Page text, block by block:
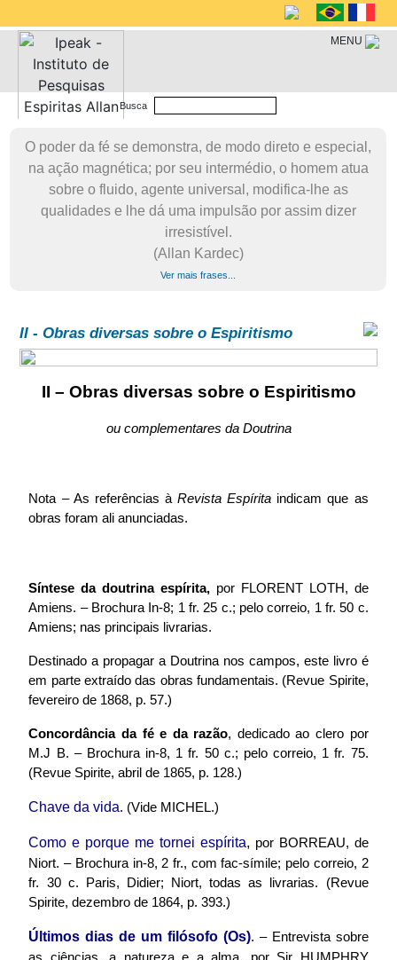
MENU
Busca
O poder da fé se demonstra, de modo direto e especial,
na ação magnética; por seu intermédio, o homem atua
sobre o fluido, agente universal, modifica-lhe as
qualidades e lhe dá uma impulsão por assim dizer
irresistível.
(Allan Kardec)
Ver mais frases...
II - Obras diversas sobre o Espiritismo
II – Obras diversas sobre o Espiritismo
ou complementares da Doutrina
Nota – As referências àRevista Espírita indicam que as
obras foram ali anunciadas.
Síntese da doutrina espírita, por FLORENT LOTH, de
Amiens. – Brochura In-8; 1 fr. 25 c.; pelo correio, 1 fr. 50 c.
Amiens; nas principais livrarias.
Destinado a propagar a Doutrina nos campos, este livro é
em parte extraído das obras fundamentais. (Revue Spirite,
fevereiro de 1868, p. 57.)
Concordância da fé e da razão, dedicado ao clero por
M.J B. – Brochura in-8, 1 fr. 50 c.; pelo correio, 1 fr. 75.
(Revue Spirite, abril de 1865, p. 128.)
Chave da vida. (Vide MICHEL.)
Como e porque me tornei espírita, por BORREAU, de
Niort. – Brochura in-8, 2 fr., com fac-símile; pelo correio, 2
fr. 30 c. Paris, Didier; Niort, todas as livrarias. (Revue
Spirite, dezembro de 1864, p. 393.)
Últimos dias de um filósofo (Os). – Entrevista sobre